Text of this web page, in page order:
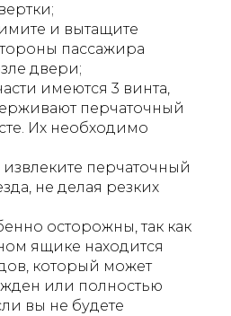
и вытащите
пассажира
двери;
имеются 3 винта,
перчаточный
Их необходимо
перчаточный
не делая резких
осторожны, так как
ящике находится
который может
или полностью
вы не будете